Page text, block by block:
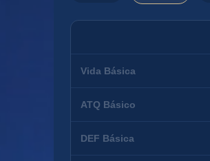
Vida Básica
ATQ Básico
DEF Básica